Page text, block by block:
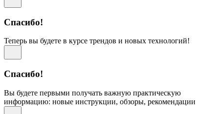
Спасибо!
Теперь вы будете в курсе трендов и новых технологий!
Спасибо!
Вы будете первыми получать важную практическую
информацию: новые инструкции, обзоры, рекомендации